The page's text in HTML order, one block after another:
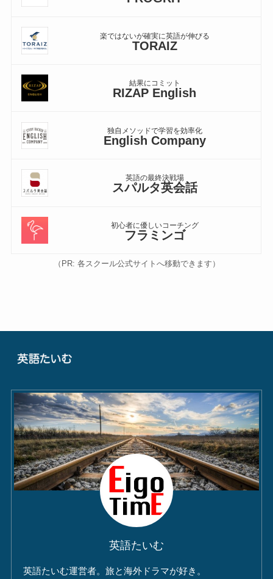
楽ではないが確実に英語が伸びる
TORAIZ
結果にコミット
RIZAP English
独自メソッドで学習を効率化
English Company
英語の最終決戦場
スパルタ英会話
初心者に優しいコーチング
フラミンゴ
（PR: 各スクール公式サイトへ移動できます）
英語たいむ
英語たいむ運営者。旅と海外ドラマが好き。